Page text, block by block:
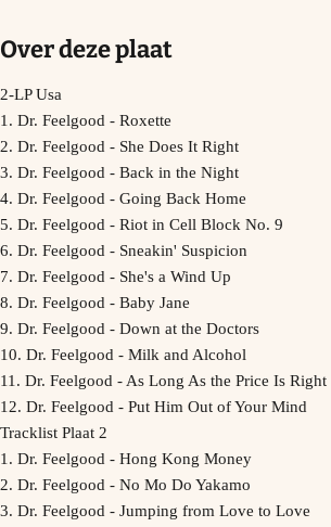
Over deze plaat
2-LP Usa
1. Dr. Feelgood - Roxette
2. Dr. Feelgood - She Does It Right
3. Dr. Feelgood - Back in the Night
4. Dr. Feelgood - Going Back Home
5. Dr. Feelgood - Riot in Cell Block No. 9
6. Dr. Feelgood - Sneakin' Suspicion
7. Dr. Feelgood - She's a Wind Up
8. Dr. Feelgood - Baby Jane
9. Dr. Feelgood - Down at the Doctors
10. Dr. Feelgood - Milk and Alcohol
11. Dr. Feelgood - As Long As the Price Is Right
12. Dr. Feelgood - Put Him Out of Your Mind
Tracklist Plaat 2
1. Dr. Feelgood - Hong Kong Money
2. Dr. Feelgood - No Mo Do Yakamo
3. Dr. Feelgood - Jumping from Love to Love